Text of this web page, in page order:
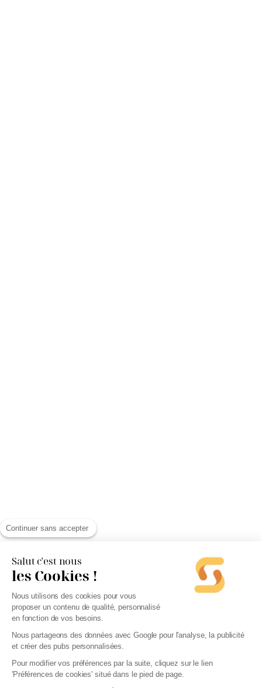
Continuer sans accepter
Salut c'est nous
les Cookies !
Nous utilisons des cookies pour vous
proposer un contenu de qualité, personnalisé
en fonction de vos besoins.
Nous partageons des données avec Google pour l'analyse, la publicité
et créer des pubs personnalisées.
Pour modifier vos préférences par la suite, cliquez sur le lien
'Préférences de cookies' situé dans le pied de page.